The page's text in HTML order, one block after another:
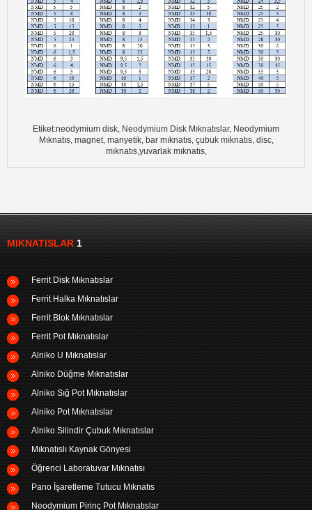
Etiket:neodymium disk, Neodymium Disk Mıknatıslar, Neodymium
Mıknatıs, magnet, manyetik, bar mıknatıs, çubuk mıknatıs, disc,
mıknatıs,yuvarlak mıknatıs,
MIKNATISLAR1
Ferrit Disk Mıknatıslar
Ferrit Halka Mıknatıslar
Ferrit Blok Mıknatıslar
Ferrit Pot Mıknatıslar
Alniko U Mıknatıslar
Alniko Düğme Mıknatıslar
Alniko Sığ Pot Mıknatıslar
Alniko Pot Mıknatıslar
Alniko Silindir Çubuk Mıknatıslar
Mıknatıslı Kaynak Gönyesi
Öğrenci Laboratuvar Mıknatısı
Pano İşaretleme Tutucu Mıknatıs
Neodymium Pirinç Pot Mıknatıslar